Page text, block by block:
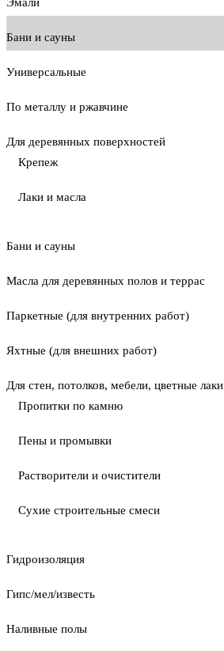
Бани и сауны
Универсальные
По металлу и ржавчине
Для деревянных поверхностей
Крепеж
Лаки и масла
Бани и сауны
Масла для деревянных полов и террас
Паркетные (для внутренних работ)
Яхтные (для внешних работ)
Для стен, потолков, мебели, цветные лаки
Пропитки по камню
Пены и промывки
Растворители и очистители
Сухие строительные смеси
Гидроизоляция
Гипс/мел/известь
Наливные полы